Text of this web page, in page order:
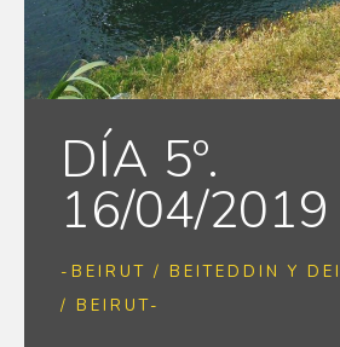
DÍA 5º.
16/04/2019
-BEIRUT / BEITEDDIN Y
/ BEIRUT-